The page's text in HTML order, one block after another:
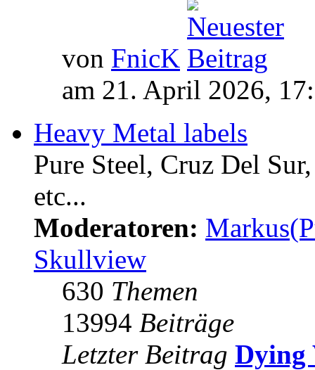
von FnicK
am 21. April 2026,
Heavy Metal labels
Pure Steel, Cruz Del
etc...
Moderatoren:
Skullview
630 Themen
13994 Beiträge
Letzter Beitrag Dying